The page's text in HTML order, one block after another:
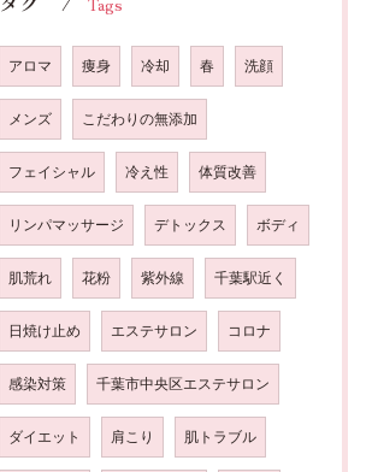
アロマ 痩身 冷却 春 洗顔
メンズ こだわりの無添加
フェイシャル 冷え性 体質改善
リンパマッサージ デトックス ボディ
肌荒れ 花粉 紫外線 千葉駅近く
日焼け止め エステサロン コロナ
感染対策 千葉市中央区エステサロン
ダイエット 肩こり 肌トラブル